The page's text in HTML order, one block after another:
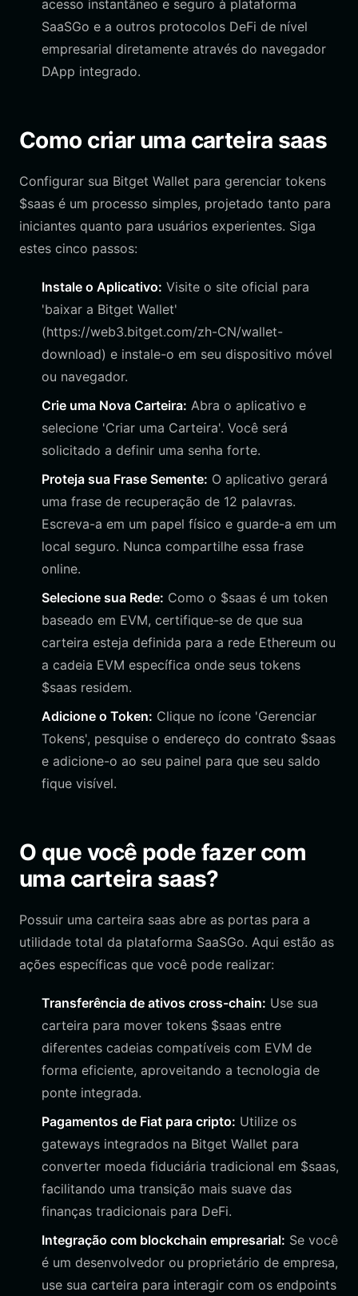
acesso instantâneo e seguro à plataforma
SaaSGo e a outros protocolos DeFi de nível
empresarial diretamente através do navegador
DApp integrado.
Como criar uma carteira saas
Configurar sua Bitget Wallet para gerenciar tokens
$saas é um processo simples, projetado tanto para
iniciantes quanto para usuários experientes. Siga
estes cinco passos:
Instale o Aplicativo: Visite o site oficial para
'baixar a Bitget Wallet'
(https://web3.bitget.com/zh-CN/wallet-
download) e instale-o em seu dispositivo móvel
ou navegador.
Crie uma Nova Carteira: Abra o aplicativo e
selecione 'Criar uma Carteira'. Você será
solicitado a definir uma senha forte.
Proteja sua Frase Semente: O aplicativo gerará
uma frase de recuperação de 12 palavras.
Escreva-a em um papel físico e guarde-a em um
local seguro. Nunca compartilhe essa frase
online.
Selecione sua Rede: Como o $saas é um token
baseado em EVM, certifique-se de que sua
carteira esteja definida para a rede Ethereum ou
a cadeia EVM específica onde seus tokens
$saas residem.
Adicione o Token: Clique no ícone 'Gerenciar
Tokens', pesquise o endereço do contrato $saas
e adicione-o ao seu painel para que seu saldo
fique visível.
O que você pode fazer com
uma carteira saas?
Possuir uma carteira saas abre as portas para a
utilidade total da plataforma SaaSGo. Aqui estão as
ações específicas que você pode realizar:
Transferência de ativos cross-chain: Use sua
carteira para mover tokens $saas entre
diferentes cadeias compatíveis com EVM de
forma eficiente, aproveitando a tecnologia de
ponte integrada.
Pagamentos de Fiat para cripto: Utilize os
gateways integrados na Bitget Wallet para
converter moeda fiduciária tradicional em $saas,
facilitando uma transição mais suave das
finanças tradicionais para DeFi.
Integração com blockchain empresarial: Se você
é um desenvolvedor ou proprietário de empresa,
use sua carteira para interagir com os endpoints